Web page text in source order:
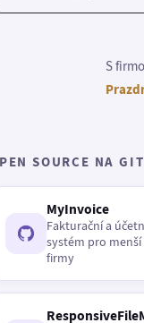
S
SOURCE NA
MyInvoice
Fakturační a
systém pro menší
firmy